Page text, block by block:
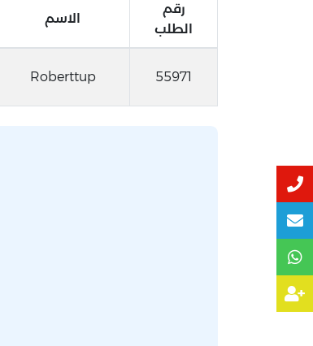
رقم
الطلب
الاسم
55971
Roberttup